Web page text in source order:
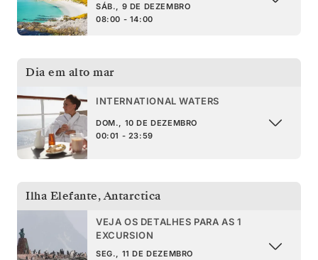
SÁB., 9 DE DEZEMBRO
08:00 - 14:00
Dia em alto mar
INTERNATIONAL WATERS
DOM., 10 DE DEZEMBRO
00:01 - 23:59
Ilha Elefante,Antarctica
VEJA OS DETALHES PARA AS 1
EXCURSION
SEG., 11 DE DEZEMBRO